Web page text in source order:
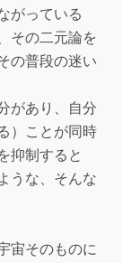
がっている
その二元論を
の普段の迷い
があり、自分
）ことが同時
抑制すると
うな、そんな
宙そのものに